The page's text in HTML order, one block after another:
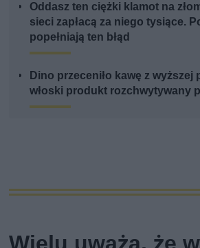
Oddasz ten ciężki klamot na
sieci zapłacą za niego tysiące.
popełniają ten błąd
Dino przeceniło kawę z wyższej
włoski produkt rozchwytywany